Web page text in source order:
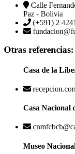
Calle
Paz - Bolivia
(+591) 2
Otras referencias:
Casa de la
Casa Nacional
Museo